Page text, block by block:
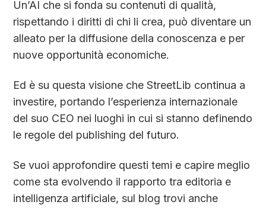
Un’AI che si fonda su contenuti di qualità,
rispettando i diritti di chi li crea, può diventare un
alleato per la diffusione della conoscenza e per
nuove opportunità economiche.
Ed è su questa visione che StreetLib continua a
investire, portando l’esperienza internazionale
del suo CEO nei luoghi in cui si stanno definendo
le regole del publishing del futuro.
Se vuoi approfondire questi temi e capire meglio
come sta evolvendo il rapporto tra editoria e
intelligenza artificiale, sul blog trovi anche